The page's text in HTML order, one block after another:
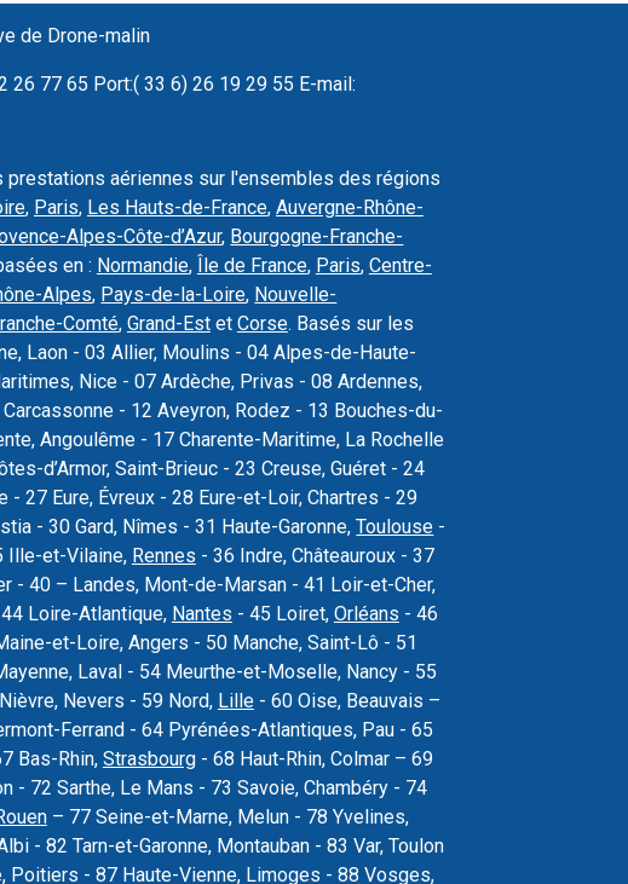
de Drone-malin
26 77 65 Port:( 33 6) 26 19 29 55 E-mail:
prestations aériennes sur l'ensembles des régions
, Paris, Les Hauts-de-France, Auvergne-Rhône-
Alpes-Côte-d’Azur, Bourgogne-Franche-
en : Normandie, Île de France, Paris, Centre-
Alpes, Pays-de-la-Loire, Nouvelle-
Comté, Grand-Estet Corse. Basés sur les
Laon - 03 Allier, Moulins - 04 Alpes-de-Haute-
Nice - 07 Ardèche, Privas - 08 Ardennes,
- 12 Aveyron, Rodez - 13 Bouches-du-
Angoulême - 17 Charente-Maritime, La Rochelle
d’Armor, Saint-Brieuc - 23 Creuse, Guéret - 24
27 Eure, Évreux - 28 Eure-et-Loir, Chartres - 29
- 30 Gard, Nîmes - 31 Haute-Garonne,Toulouse -
Ille-et-Vilaine, Rennes - 36 Indre, Châteauroux - 37
- 40 – Landes, Mont-de-Marsan - 41 Loir-et-Cher,
Loire-Atlantique, Nantes - 45 Loiret, Orléans - 46
et-Loire, Angers - 50 Manche, Saint-Lô - 51
Laval - 54 Meurthe-et-Moselle, Nancy - 55
Nevers - 59 Nord, Lille- 60 Oise, Beauvais –
Ferrand - 64 Pyrénées-Atlantiques, Pau - 65
Bas-Rhin, Strasbourg- 68 Haut-Rhin, Colmar – 69
- 72 Sarthe, Le Mans - 73 Savoie, Chambéry - 74
– 77 Seine-et-Marne, Melun - 78 Yvelines,
- 82 Tarn-et-Garonne, Montauban - 83 Var, Toulon
Poitiers - 87 Haute-Vienne, Limoges - 88 Vosges,